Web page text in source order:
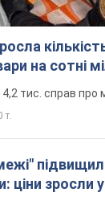
на сотні
тис. справ про
т.
ціни зросли у